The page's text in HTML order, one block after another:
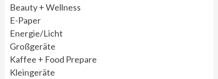
Beauty + Wellness
E-Paper
Energie/Licht
Großgeräte
Kaffee + Food Prepare
Kleingeräte